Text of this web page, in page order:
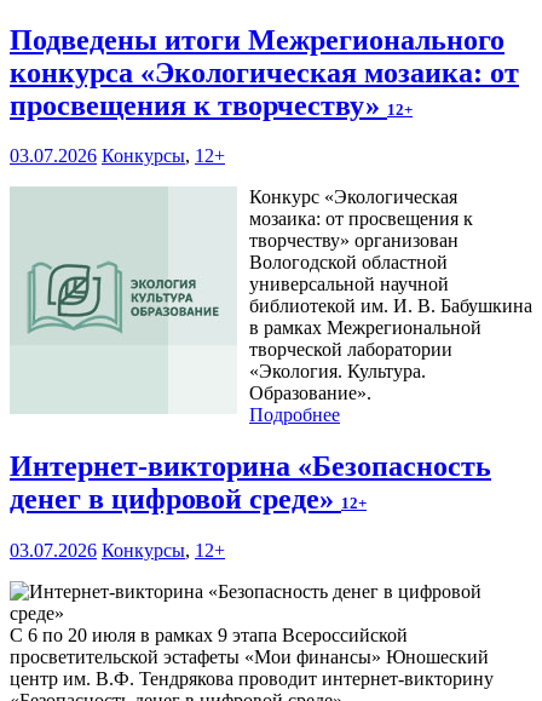
Подведены итоги Межрегионального
конкурса «Экологическая мозаика: от
просвещения к творчеству» 12+
03.07.2026 Конкурсы, 12+
Конкурс «Экологическая
мозаика: от просвещения к
творчеству» организован
Вологодской областной
универсальной научной
библиотекой им. И. В. Бабушкина
в рамках Межрегиональной
творческой лаборатории
«Экология. Культура.
Образование».
Подробнее
Интернет-викторина «Безопасность
денег в цифровой среде» 12+
03.07.2026 Конкурсы, 12+
С 6 по 20 июля в рамках 9 этапа Всероссийской
просветительской эстафеты «Мои финансы» Юношеский
центр им. В.Ф. Тендрякова проводит интернет-викторину